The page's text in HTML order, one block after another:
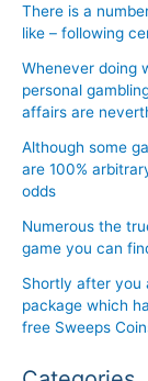
There is a
like – following
Whenever doing
personal
affairs are
Although some
are 100%
odds
Numerous the
game you can
Shortly after you
package which
free Sweeps